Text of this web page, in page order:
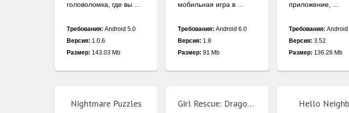
головоломка, где вы ...
Требования: Android 5.0
Версия: 1.0.6
Размер: 143.03 Mb
мобильная игра в ...
Требования: Android 6.0
Версия: 1.8
Размер: 91 Mb
приложение, ...
Требования: Android
Версия: 3.52
Размер: 136.28 Mb
Nightmare Puzzles Girl Rescue: Dragon Out! Hello